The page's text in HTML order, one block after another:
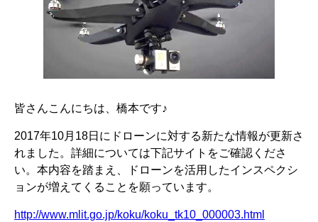
皆さんこんにちは、橋本です♪
2017年10月18日にドローンに対する新たな情報が更新さ
れました。詳細については下記サイトをご確認くださ
い。本内容を踏まえ、ドローンを活用したインスペクシ
ョンが増えてくることを願っています。
http://www.mlit.go.jp/koku/koku_tk10_000003.html